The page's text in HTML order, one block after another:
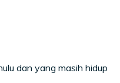
dan yang masih hidup